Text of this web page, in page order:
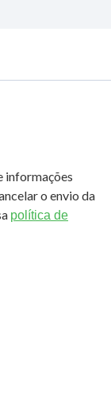
informações
o envio da
política de